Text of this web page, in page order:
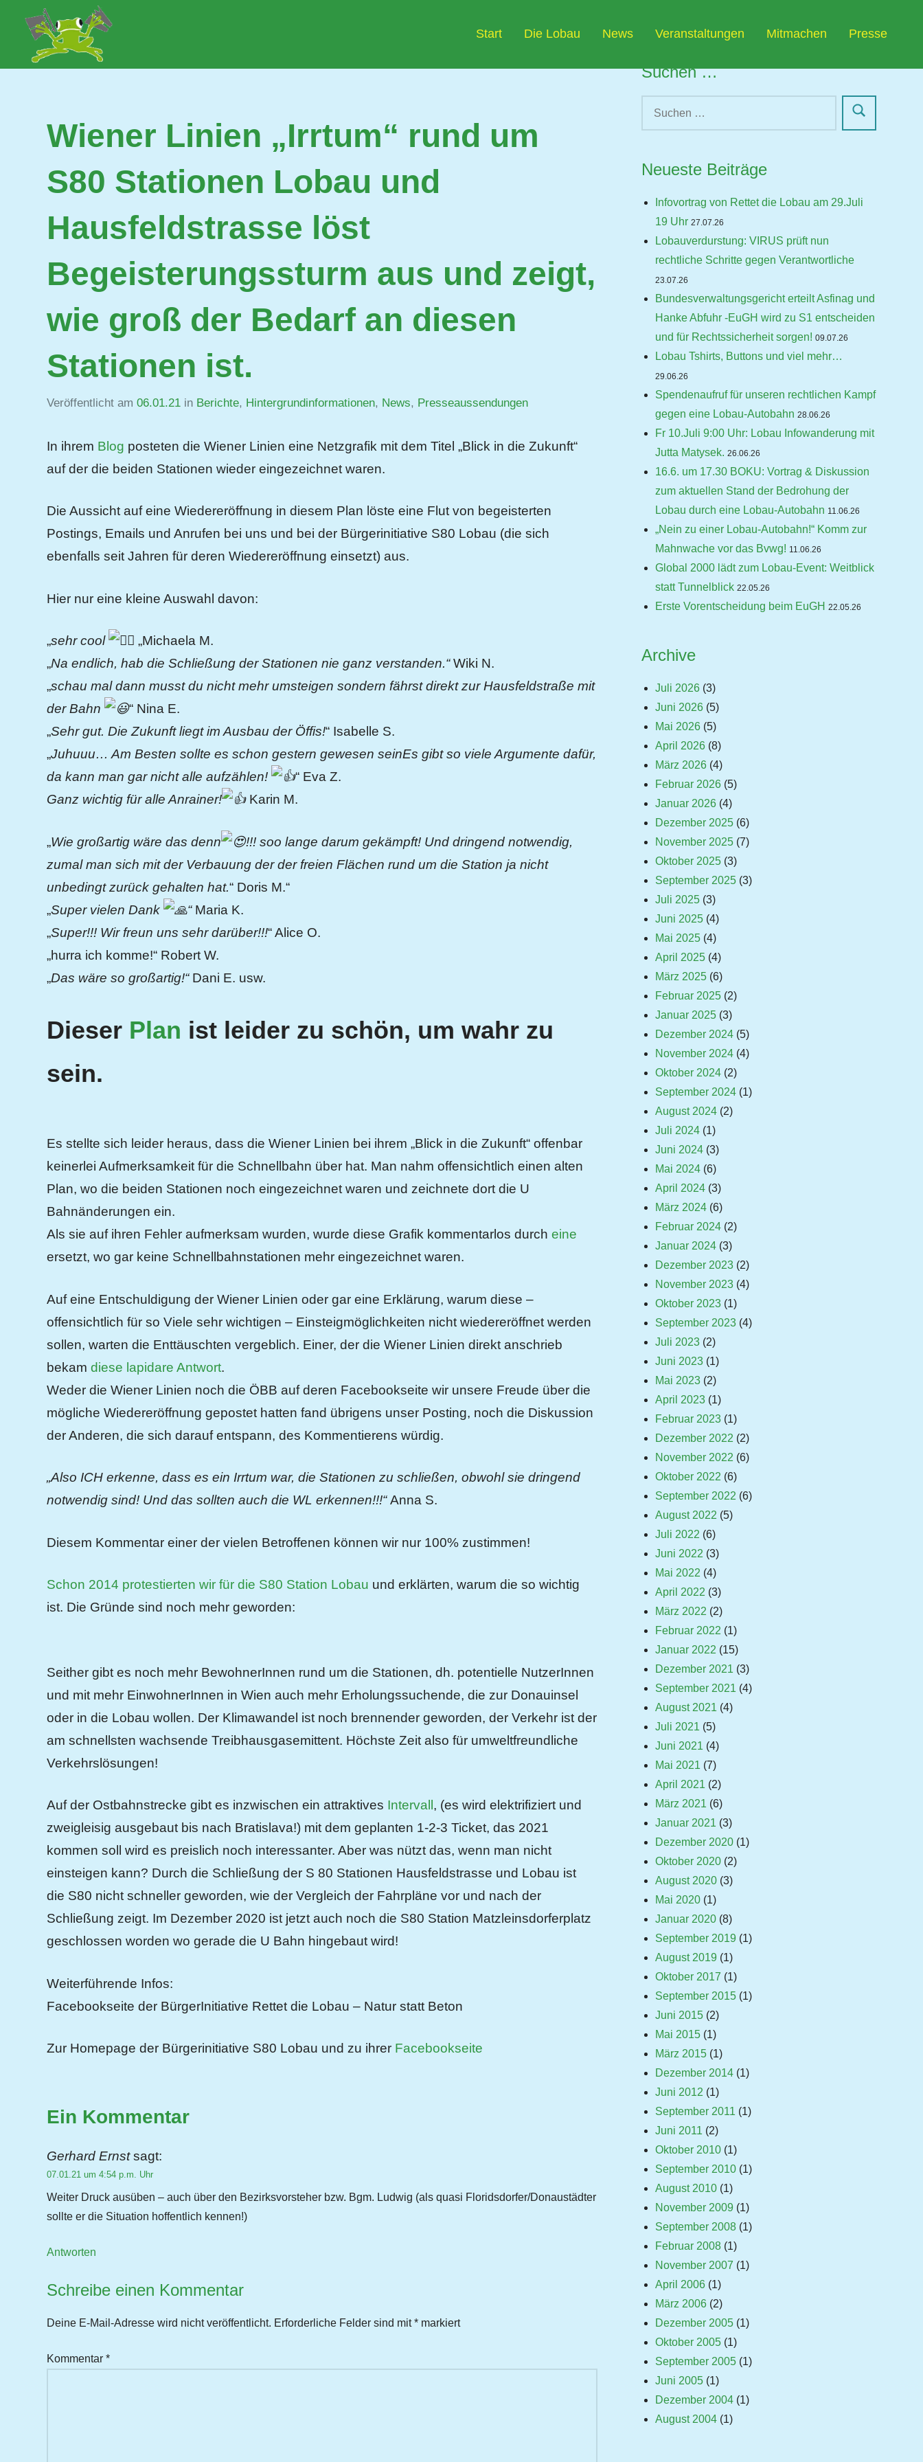
springenLobau.org
BürgerInitiative
"Rettet
Natur
Start Die Lobau News Veranstaltungen Mitmachen Presse
Wiener Linien „Irrtum“ rund um
S80 Stationen Lobau und
Hausfeldstrasse löst
Begeisterungssturm aus und zeigt,
wie groß der Bedarf an diesen
Stationen ist.
Veröffentlicht am 06.01.21 von
Matysek
in Berichte, Hintergrundinformationen, News, Presseaussendungen
In ihrem Blog posteten die Wiener Linien eine Netzgrafik mit dem Titel „Blick in die Zukunft“
auf der die beiden Stationen wieder eingezeichnet waren.
Die Aussicht auf eine Wiedereröffnung in diesem Plan löste eine Flut von begeisterten
Postings, Emails und Anrufen bei uns und bei der Bürgerinitiative S80 Lobau (die sich
ebenfalls seit Jahren für deren Wiedereröffnung einsetzt) aus.
Hier nur eine kleine Auswahl davon:
„sehr cool
„Michaela M.
„Na endlich, hab die Schließung der Stationen nie ganz verstanden.“Wiki N.
„schau mal dann musst du nicht mehr umsteigen sondern fährst direkt zur Hausfeldstraße mit
der Bahn
“ Nina E.
„Sehr gut. Die Zukunft liegt im Ausbau der Öffis!“ Isabelle S.
„Juhuuu… Am Besten sollte es schon gestern gewesen seinEs gibt so viele Argumente dafür,
da kann man gar nicht alle aufzählen!
“ Eva Z.
Ganz wichtig für alle Anrainer!
Karin M.
„Wie großartig wäre das denn
!!! soo lange darum gekämpft! Und dringend notwendig,
zumal man sich mit der Verbauung der der freien Flächen rund um die Station ja nicht
unbedingt zurück gehalten hat.“ Doris M.“
„Super vielen Dank “ Maria K.
„Super!!! Wir freun uns sehr darüber!!!“ Alice O.
„hurra ich komme!“ Robert W.
„Das wäre so großartig!“ Dani E. usw.
Dieser Plan ist leider zu schön, um wahr zu
sein.
Es stellte sich leider heraus, dass die Wiener Linien bei ihrem „Blick in die Zukunft“ offenbar
keinerlei Aufmerksamkeit für die Schnellbahn über hat. Man nahm offensichtlich einen alten
Plan, wo die beiden Stationen noch eingezeichnet waren und zeichnete dort die U
Bahnänderungen ein.
Als sie auf ihren Fehler aufmerksam wurden, wurde diese Grafik kommentarlos durch eine
ersetzt, wo gar keine Schnellbahnstationen mehr eingezeichnet waren.
Auf eine Entschuldigung der Wiener Linien oder gar eine Erklärung, warum diese –
offensichtlich für so Viele sehr wichtigen – Einsteigmöglichkeiten nicht wiedereröffnet werden
sollen, warten die Enttäuschten vergeblich. Einer, der die Wiener Linien direkt anschrieb
bekam diese lapidare Antwort.
Weder die Wiener Linien noch die ÖBB auf deren Facebookseite wir unsere Freude über die
mögliche Wiedereröffnung gepostet hatten fand übrigens unser Posting, noch die Diskussion
der Anderen, die sich darauf entspann, des Kommentierens würdig.
„Also ICH erkenne, dass es ein Irrtum war, die Stationen zu schließen, obwohl sie dringend
notwendig sind! Und das sollten auch die WL erkennen!!!“Anna S.
Diesem Kommentar einer der vielen Betroffenen können wir nur 100% zustimmen!
Schon 2014 protestierten wir für die S80 Station Lobau und erklärten, warum die so wichtig
ist. Die Gründe sind noch mehr geworden:
Seither gibt es noch mehr BewohnerInnen rund um die Stationen, dh. potentielle NutzerInnen
und mit mehr EinwohnerInnen in Wien auch mehr Erholungssuchende, die zur Donauinsel
oder in die Lobau wollen. Der Klimawandel ist noch brennender geworden, der Verkehr ist der
am schnellsten wachsende Treibhausgasemittent. Höchste Zeit also für umweltfreundliche
Verkehrslösungen!
Auf der Ostbahnstrecke gibt es inzwischen ein attraktives Intervall , (es wird elektrifiziert und
zweigleisig ausgebaut bis nach Bratislava!) mit dem geplanten 1-2-3 Ticket, das 2021
kommen soll wird es preislich noch interessanter. Aber was nützt das, wenn man nicht
einsteigen kann? Durch die Schließung der S 80 Stationen Hausfeldstrasse und Lobau ist
die S80 nicht schneller geworden, wie der Vergleich der Fahrpläne vor und nach der
Schließung zeigt. Im Dezember 2020 ist jetzt auch noch die S80 Station Matzleinsdorferplatz
geschlossen worden wo gerade die U Bahn hingebaut wird!
Weiterführende Infos:
Facebookseite der BürgerInitiative Rettet die Lobau – Natur statt Beton
Zur Homepage der Bürgerinitiative S80 Lobau und zu ihrer Facebookseite
Ein Kommentar
Gerhard Ernst sagt:
07.01.21 um 4:54 p.m. Uhr
Weiter Druck ausüben – auch über den Bezirksvorsteher bzw. Bgm. Ludwig (als quasi Floridsdorfer/Donaustädter
sollte er die Situation hoffentlich kennen!)
Antworten
Schreibe einen Kommentar
Deine E-Mail-Adresse wird nicht veröffentlicht. Erforderliche Felder sind mit* markiert
Kommentar *
Suchen …
Neueste Beiträge
Infovortrag von Rettet die Lobau am 29.Juli
19 Uhr 27.07.26
Lobauverdurstung: VIRUS prüft nun
rechtliche Schritte gegen Verantwortliche
23.07.26
Bundesverwaltungsgericht erteilt Asfinag und
Hanke Abfuhr -EuGH wird zu S1 entscheiden
und für Rechtssicherheit sorgen! 09.07.26
Lobau Tshirts, Buttons und viel mehr…
29.06.26
Spendenaufruf für unseren rechtlichen Kampf
gegen eine Lobau-Autobahn 28.06.26
Fr 10.Juli 9:00 Uhr: Lobau Infowanderung mit
Jutta Matysek. 26.06.26
16.6. um 17.30 BOKU: Vortrag & Diskussion
zum aktuellen Stand der Bedrohung der
Lobau durch eine Lobau-Autobahn 11.06.26
„Nein zu einer Lobau-Autobahn!“ Komm zur
Mahnwache vor das Bvwg! 11.06.26
Global 2000 lädt zum Lobau-Event: Weitblick
statt Tunnelblick 22.05.26
Erste Vorentscheidung beim EuGH 22.05.26
Archive
Juli 2026(3)
Juni 2026(5)
Mai 2026(5)
April 2026(8)
März 2026(4)
Februar 2026(5)
Januar 2026(4)
Dezember 2025(6)
November 2025(7)
Oktober 2025(3)
September 2025(3)
Juli 2025(3)
Juni 2025(4)
Mai 2025(4)
April 2025(4)
März 2025(6)
Februar 2025(2)
Januar 2025(3)
Dezember 2024(5)
November 2024(4)
Oktober 2024(2)
September 2024(1)
August 2024(2)
Juli 2024(1)
Juni 2024(3)
Mai 2024(6)
April 2024(3)
März 2024(6)
Februar 2024(2)
Januar 2024(3)
Dezember 2023(2)
November 2023(4)
Oktober 2023(1)
September 2023(4)
Juli 2023(2)
Juni 2023(1)
Mai 2023(2)
April 2023(1)
Februar 2023(1)
Dezember 2022 (2)
November 2022 (6)
Oktober 2022 (6)
September 2022 (6)
August 2022 (5)
Juli 2022 (6)
Juni 2022 (3)
Mai 2022 (4)
April 2022 (3)
März 2022 (2)
Februar 2022 (1)
Januar 2022 (15)
Dezember 2021 (3)
September 2021 (4)
August 2021 (4)
Juli 2021 (5)
Juni 2021 (4)
Mai 2021 (7)
April 2021 (2)
März 2021 (6)
Januar 2021 (3)
Dezember 2020(1)
Oktober 2020(2)
August 2020(3)
Mai 2020(1)
Januar 2020(8)
September 2019 (1)
August 2019 (1)
Oktober 2017 (1)
September 2015(1)
Juni 2015(2)
Mai 2015(1)
März 2015(1)
Dezember 2014(1)
Juni 2012 (1)
September 2011 (1)
Juni 2011 (2)
Oktober 2010(1)
September 2010(1)
August 2010(1)
November 2009 (1)
September 2008(1)
Februar 2008(1)
November 2007 (1)
April 2006(1)
März 2006(2)
Dezember 2005(1)
Oktober 2005(1)
September 2005(1)
Juni 2005(1)
Dezember 2004(1)
August 2004(1)